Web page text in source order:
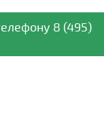
8 (495)